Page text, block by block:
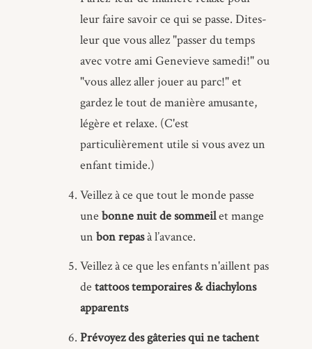
leur faire savoir ce qui se passe. Dites-
leur que vous allez "passer du temps
avec votre ami Genevieve samedi!" ou
"vous allez aller jouer au parc!" et
gardez le tout de manière amusante,
légère et relaxe. (C'est
particulièrement utile si vous avez un
enfant timide.)
Veillez à ce que tout le monde passe
une bonne nuit de sommeilet mange
un bon repasà l’avance.
Veillez à ce que les enfants n'aillent pas
de tattoos temporaires & diachylons
apparents
Prévoyez des gâteries qui ne tachent